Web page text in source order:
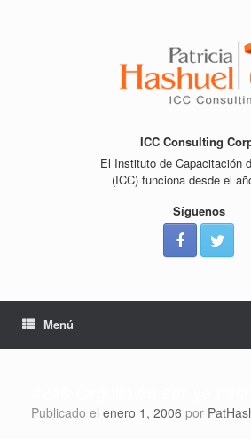
ICC Consulting
El Instituto de Capacitación
(ICC) funciona desde el
Síguenos
Menú
Publicado el enero 1, 2006 por